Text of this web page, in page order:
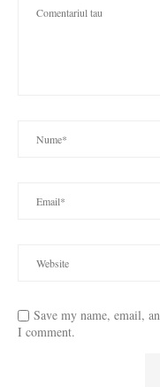
Save my name, email,
I comment.